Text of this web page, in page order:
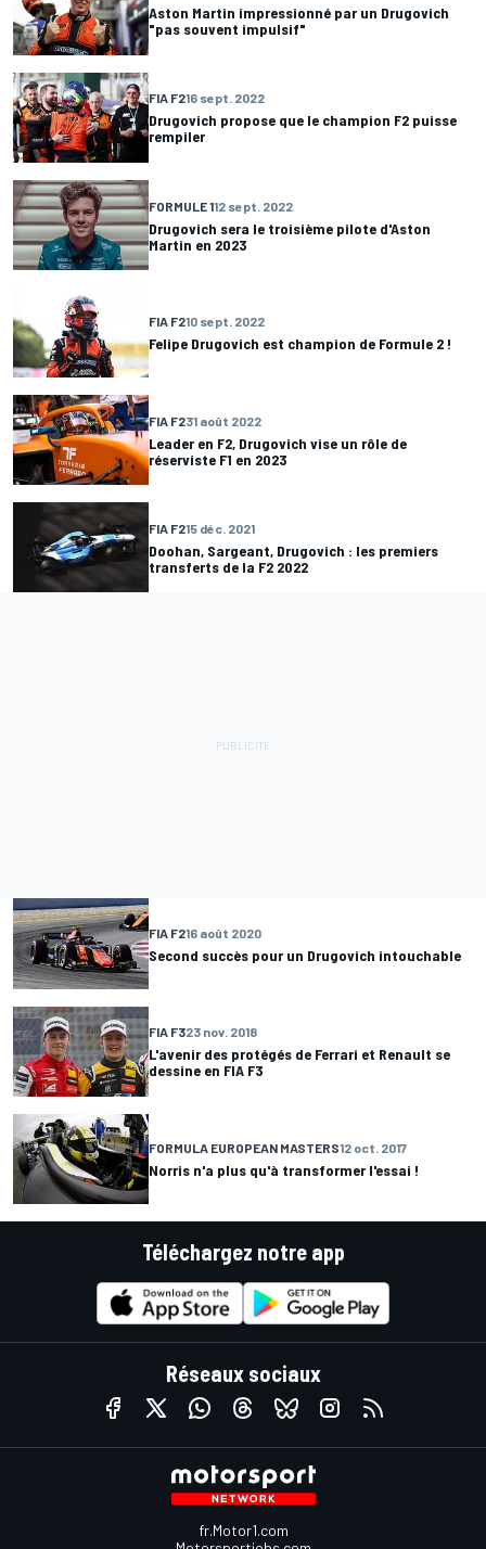
Aston Martin impressionné par un Drugovich
"pas souvent impulsif"
FIA F216 sept. 2022
Drugovich propose que le champion F2 puisse
rempiler
FORMULE 112 sept. 2022
Drugovich sera le troisième pilote d'Aston
Martin en 2023
FIA F210 sept. 2022
Felipe Drugovich est champion de Formule 2 !
FIA F231 août 2022
Leader en F2, Drugovich vise un rôle de
réserviste F1 en 2023
FIA F215 déc. 2021
Doohan, Sargeant, Drugovich : les premiers
transferts de la F2 2022
FIA F216 août 2020
Second succès pour un Drugovich intouchable
FIA F323 nov. 2018
L'avenir des protégés de Ferrari et Renault se
dessine en FIA F3
FORMULA EUROPEAN MASTERS12 oct. 2017
Norris n'a plus qu'à transformer l'essai !
Téléchargez notre app
Réseaux sociaux
fr.Motor1.com